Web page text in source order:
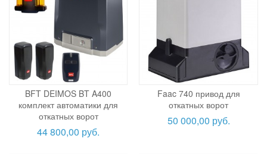
BFT DEIMOS BT A400
комплект автоматики для
откатных ворот
44 800,00 руб.
Faac 740 привод для
откатных ворот
50 000,00 руб.